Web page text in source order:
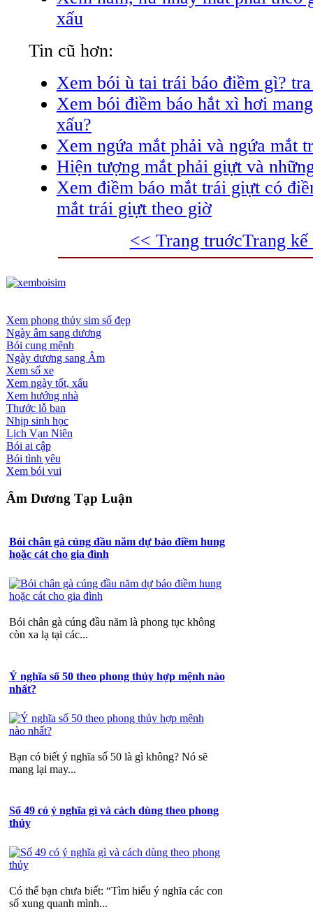
xấu
Tin cũ hơn:
Xem bói ù tai trái báo điềm gì?
Xem bói điềm báo hắt xì hơi
xấu?
Xem ngứa mắt phải và ngứa mắt
Hiện tượng mắt phải giựt và
Xem điềm báo mắt trái giựt có
mắt trái giựt theo giờ
<< Trang truớcTrang
Xem phong thủy sim số đẹp
Ngày âm sang dương
Bói cung mệnh
Ngày dương sang Âm
Xem số xe
Xem ngày tốt, xấu
Xem hướng nhà
Thước lỗ ban
Nhịp sinh học
Lịch Vạn Niên
Bói ai cập
Bói tình yêu
Xem bói vui
Âm Dương Tạp Luận
Bói chân gà cúng đầu năm dự báo điềm hung
hoặc cát cho gia đình
Bói chân gà cúng đầu năm là phong tục không
còn xa lạ tại các...
Ý nghĩa số 50 theo phong thủy hợp mệnh nào
nhất?
Bạn có biết ý nghĩa số 50 là gì không? Nó sẽ
mang lại may...
Số 49 có ý nghĩa gì và cách dùng theo phong
thủy
Có thể bạn chưa biết: “Tìm hiểu ý nghĩa các con
số xung quanh mình...